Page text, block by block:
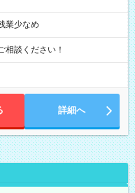
業少なめ
談ください！
詳細へ